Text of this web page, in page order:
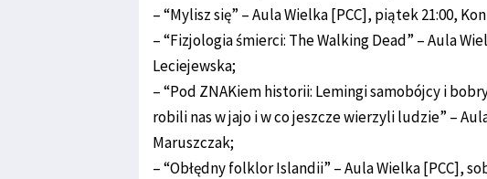
– “Mylisz się” – Aula Wielka [PCC], piątek 21:00,
– “Fizjologia śmierci: The Walking Dead” – Aula
Leciejewska;
– “Pod ZNAKiem historii: Lemingi samobójcy i
robili nas w jajo i w co jeszcze wierzyli ludzie” –
Maruszczak;
– “Obłędny folklor Islandii” – Aula Wielka [PCC],